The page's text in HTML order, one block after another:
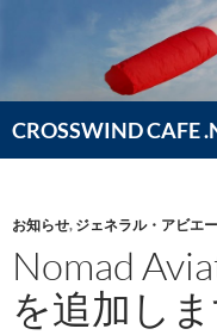
ン
ツ
へ
CROSSWIND CAFE
索
お知らせ, ジェネラル・アビエ
Nomad
を追加し